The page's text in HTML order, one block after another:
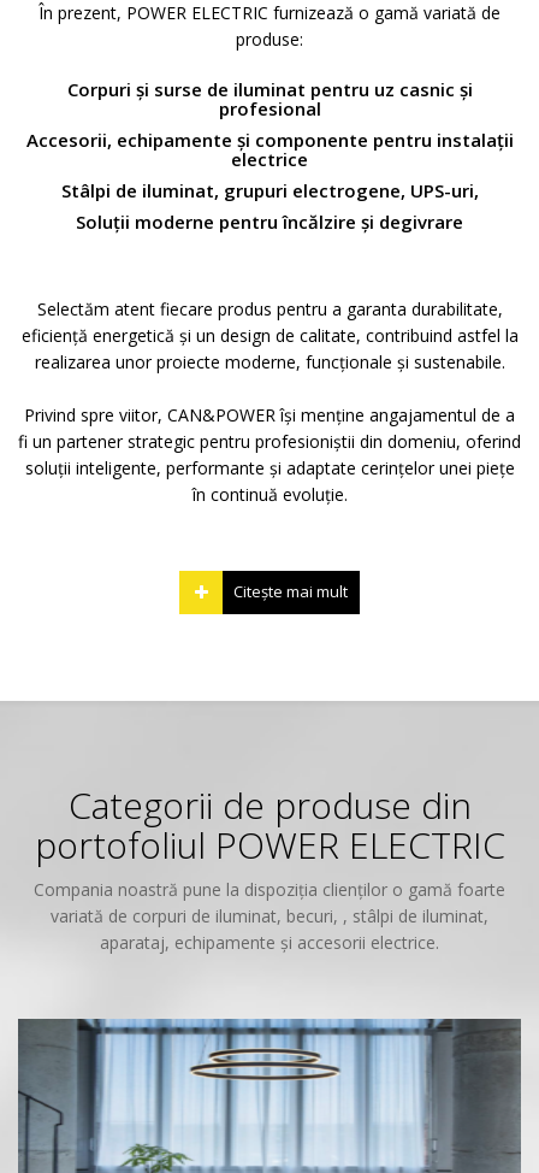
În prezent, POWER ELECTRIC furnizează o gamă variată de
produse:
Corpuri și surse de iluminat pentru uz casnic și
profesional
Accesorii, echipamente și componente pentru instalații
electrice
Stâlpi de iluminat, grupuri electrogene, UPS-uri,
Soluții moderne pentru încălzire și degivrare
Selectăm atent fiecare produs pentru a garanta durabilitate,
eficiență energetică și un design de calitate, contribuind astfel la
realizarea unor proiecte moderne, funcționale și sustenabile.
Privind spre viitor, CAN&POWER își menține angajamentul de a
fi un partener strategic pentru profesioniștii din domeniu, oferind
soluții inteligente, performante și adaptate cerințelor unei piețe
în continuă evoluție.
Citeşte mai mult
Categorii de produse din
portofoliul POWER ELECTRIC
Compania noastră pune la dispoziția clienților o gamă foarte
variată de corpuri de iluminat, becuri, , stâlpi de iluminat,
aparataj, echipamente și accesorii electrice.